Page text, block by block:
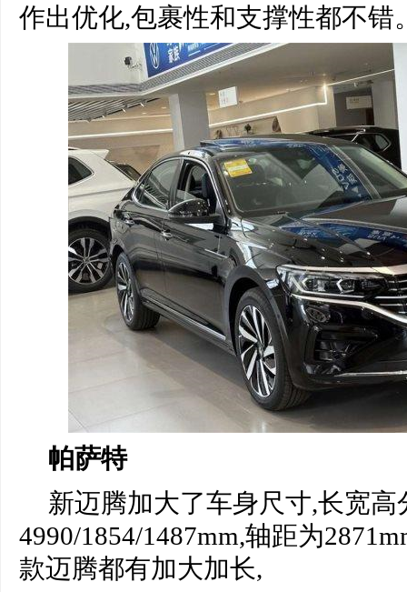
作出优化,包裹性和支撑性都不错
帕萨特
新迈腾加大了车身尺寸,长宽高
4990/1854/1487mm,轴距为
款迈腾都有加大加长,